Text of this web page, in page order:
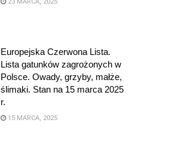
Europejska Czerwona Lista.
Lista gatunków zagrożonych w
Polsce. Owady, grzyby, małże,
ślimaki. Stan na 15 marca 2025
r.
15 MARCA, 2025